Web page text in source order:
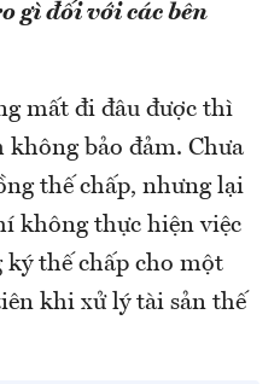
gì đối với các bên
mất đi đâu được thì
bảo đảm. Chưa
thế chấp, nhưng lại
không thực hiện việc
ký thế chấp cho một
khi xử lý tài sản thế